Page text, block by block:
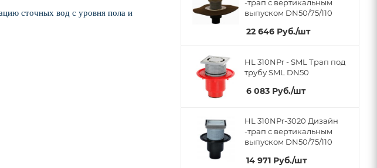
сточных вод с уровня пола и
-трап с вертикальным
выпуском DN50/75/110
22 646 Руб./шт
HL 310NPr - SML Трап под
трубу SML DN50
6 083 Руб./шт
HL 310NPr-3020 Дизайн
-трап с вертикальным
выпуском DN50/75/110
14 971 Руб./шт